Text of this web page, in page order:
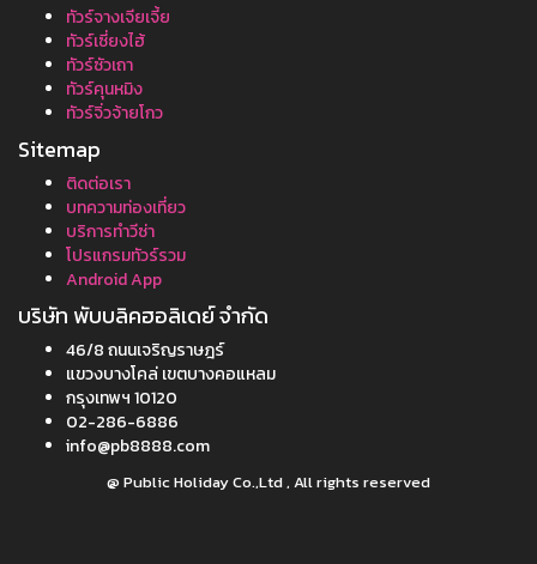
ทัวร์จางเจียเจี้ย
ทัวร์เซี่ยงไฮ้
ทัวร์ซัวเถา
ทัวร์คุนหมิง
ทัวร์จิ่วจ้ายโกว
Sitemap
ติดต่อเรา
บทความท่องเที่ยว
บริการทำวีซ่า
โปรแกรมทัวร์รวม
Android App
บริษัท พับบลิคฮอลิเดย์ จำกัด
46/8 ถนนเจริญราษฎร์
แขวงบางโคล่ เขตบางคอแหลม
กรุงเทพฯ 10120
02-286-6886
info@pb8888.com
@ Public Holiday Co.,Ltd , All rights reserved